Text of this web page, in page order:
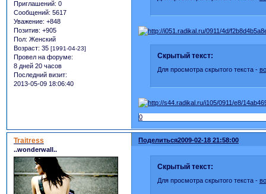
Приглашений: 0
Сообщений: 5617
Уважение: +848
Позитив: +905
Пол: Женский
Возраст: 35 [1991-04-23]
Провел на форуме:
8 дней 20 часов
Последний визит:
2013-05-09 18:06:40
Скрытый текст:
Для просмотра скрытого текста -
0
Поделиться2009-02-18 21:58:00
Traitress
..wonderwall..
Скрытый текст:
Для просмотра скрытого текста -